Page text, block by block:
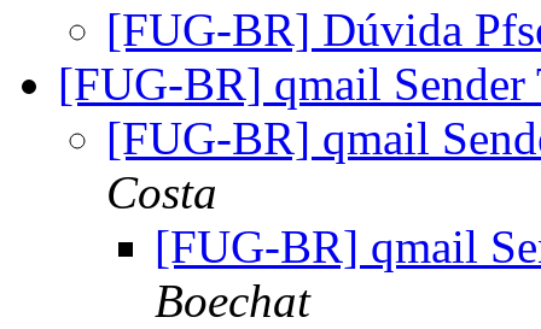
[FUG-BR] Dúvida
[FUG-BR] qmail
[FUG-BR] qmail
Costa
[FUG-BR] qmail
Boechat